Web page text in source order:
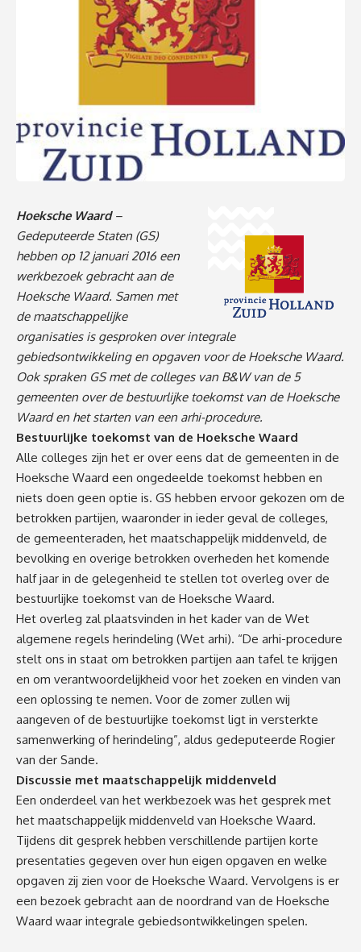
Hoeksche Waard–
Gedeputeerde Staten (GS)
hebben op 12 januari 2016 een
werkbezoek gebracht aan de
Hoeksche Waard. Samen met
de maatschappelijke
organisaties is gesproken over integrale
gebiedsontwikkeling en opgaven voor de Hoeksche Waard.
Ook spraken GS met de colleges van B&W van de 5
gemeenten over de bestuurlijke toekomst van de Hoeksche
Waard en het starten van een arhi-procedure.
Bestuurlijke toekomst van de Hoeksche Waard
Alle colleges zijn het er over eens dat de gemeenten in de
Hoeksche Waard een ongedeelde toekomst hebben en
niets doen geen optie is. GS hebben ervoor gekozen om de
betrokken partijen, waaronder in ieder geval de colleges,
de gemeenteraden, het maatschappelijk middenveld, de
bevolking en overige betrokken overheden het komende
half jaar in de gelegenheid te stellen tot overleg over de
bestuurlijke toekomst van de Hoeksche Waard.
Het overleg zal plaatsvinden in het kader van de Wet
algemene regels herindeling (Wet arhi). “De arhi-procedure
stelt ons in staat om betrokken partijen aan tafel te krijgen
en om verantwoordelijkheid voor het zoeken en vinden van
een oplossing te nemen. Voor de zomer zullen wij
aangeven of de bestuurlijke toekomst ligt in versterkte
samenwerking of herindeling”, aldus gedeputeerde Rogier
van der Sande.
Discussie met maatschappelijk middenveld
Een onderdeel van het werkbezoek was het gesprek met
het maatschappelijk middenveld van Hoeksche Waard.
Tijdens dit gesprek hebben verschillende partijen korte
presentaties gegeven over hun eigen opgaven en welke
opgaven zij zien voor de Hoeksche Waard. Vervolgens is er
een bezoek gebracht aan de noordrand van de Hoeksche
Waard waar integrale gebiedsontwikkelingen spelen.